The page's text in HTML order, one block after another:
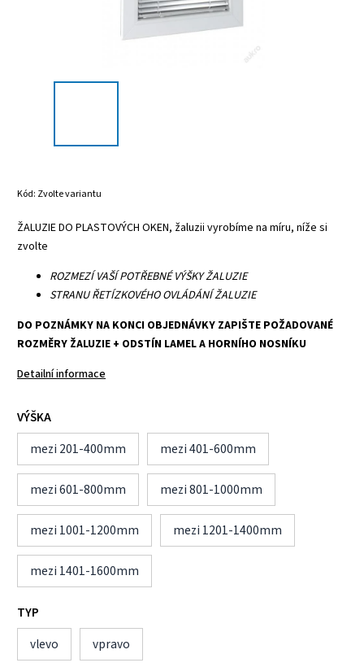
Kód: Zvolte variantu
ŽALUZIE DO PLASTOVÝCH OKEN, žaluzii vyrobíme na míru, níže si
zvolte
ROZMEZÍ VAŠÍ POTŘEBNÉ VÝŠKY ŽALUZIE
STRANU ŘETÍZKOVÉHO OVLÁDÁNÍ ŽALUZIE
DO POZNÁMKY NA KONCI OBJEDNÁVKY ZAPIŠTE POŽADOVANÉ
ROZMĚRY ŽALUZIE + ODSTÍN LAMEL A HORNÍHO NOSNÍKU
Detailní informace
VÝŠKA
mezi 201-400mm
mezi 401-600mm
mezi 601-800mm mezi 801-1000mm
mezi 1001-1200mm mezi 1201-1400mm
mezi 1401-1600mm
TYP
vlevo
vpravo